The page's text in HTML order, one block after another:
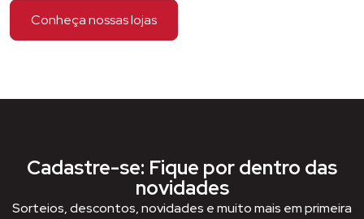
Conheça nossas lojas
Cadastre-se: Fique por dentro das
novidades
Sorteios, descontos, novidades e muito mais em primeira